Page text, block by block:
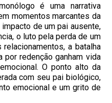
é uma narrativa
momentos marcantes da
de um pai ausente,
o luto pela perda de um
a batalha
redenção ganham vida
O ponto alto da
com seu pai biológico,
emocional e um grito de